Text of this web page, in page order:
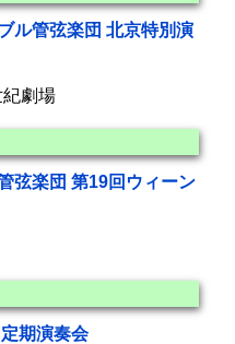
ル管弦楽団 北京特別演
劇場
弦楽団 第19回ウィーン
期演奏会